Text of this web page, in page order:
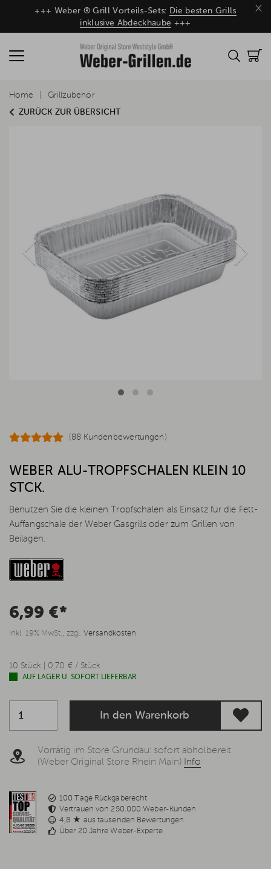
×
+++ Weber ® Grill Vorteils-Sets: Die besten Grills
inklusive Abdeckhaube +++
ZURÜCK ZUR ÜBERSICHT
Home Grillzubehör
(88 Kundenbewertungen)
WEBER ALU-TROPFSCHALEN KLEIN 10
STCK.
Benutzen Sie die kleinen Tropfschalen als Einsatz für die Fett-
Auffangschale der Weber Gasgrills oder zum Grillen von
Beilagen.
6,99 €*
inkl. 19% MwSt., zzgl.Versandkosten
10 Stück | 0,70 € / Stück
AUF LAGER U. SOFORT LIEFERBAR
In den Warenkorb
Vorrätig im Store Gründau: sofort abholbereit
(Weber Original Store Rhein Main) Info
100 Tage Rückgaberecht
Vertrauen von 250.000 Weber-Kunden
4,8 ★ aus tausenden Bewertungen
Über 20 Jahre Weber-Experte